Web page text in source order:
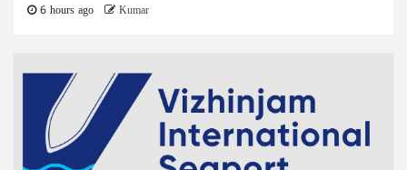
6 hours ago Kumar